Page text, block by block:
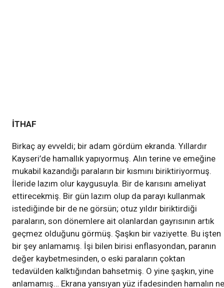
İTHAF
Birkaç ay evveldi; bir adam gördüm ekranda. Yıllardır
Kayseri’de hamallık yapıyormuş. Alın terine ve emeğine
mukabil kazandığı paraların bir kısmını biriktiriyormuş.
İleride lazım olur kaygusuyla. Bir de karısını ameliyat
ettirecekmiş. Bir gün lazım olup da parayı kullanmak
istediğinde bir de ne görsün; otuz yıldır biriktirdiği
paraların, son dönemlere ait olanlardan gayrısının artık
geçmez olduğunu görmüş. Şaşkın bir vaziyette. Bu işten
bir şey anlamamış. İşi bilen birisi enflasyondan, paranın
değer kaybetmesinden, o eski paraların çoktan
tedavülden kalktığından bahsetmiş. O yine şaşkın, yine
anlamamış… Ekrana yansıyan yüz ifadesinden hamalın ne